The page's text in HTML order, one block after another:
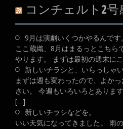
コンチェルト2号
9月は演劇いくつかやるんです
ここ蔵織、8月はまるっとこちら
やります。 まずは最初の週末に
新しいチラシと、いらっしゃい
まずは週も変わったので、よか
さい。 今週もいろいろとありま
[…]
新しいチラシなどを。
いい天気になってきました。 雨